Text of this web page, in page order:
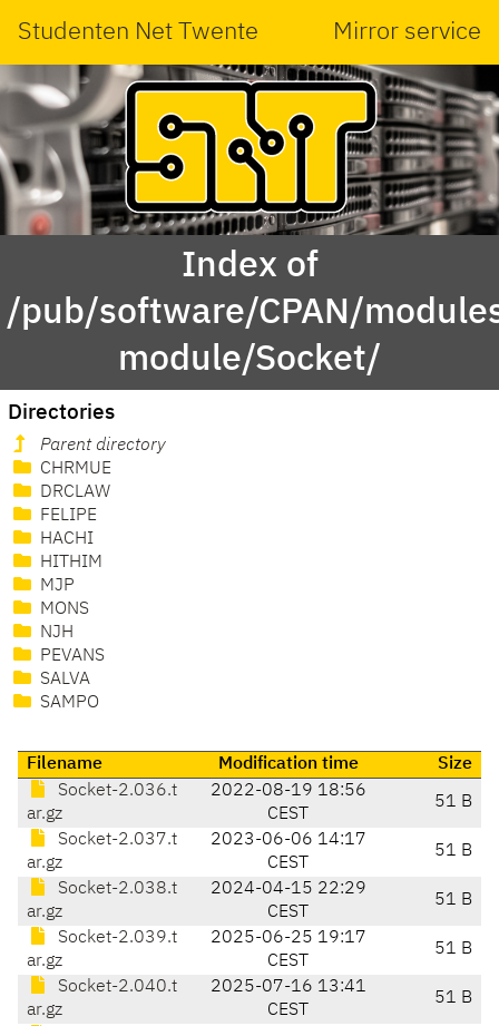
Studenten Net Twente Mirror service
Index of
/pub/software/CPAN/
module/Socket/
Directories
Parent directory
CHRMUE
DRCLAW
FELIPE
HACHI
HITHIM
MJP
MONS
NJH
PEVANS
SALVA
SAMPO
Filename Modification time
Size
Socket-2.036.t
ar.gz
2022-08-19 18:56
CEST
51 B
Socket-2.037.t
ar.gz
2023-06-06 14:17
CEST
51 B
Socket-2.038.t
ar.gz
2024-04-15 22:29
CEST
51 B
Socket-2.039.t
ar.gz
2025-06-25 19:17
CEST
51 B
Socket-2.040.t
ar.gz
2025-07-16 13:41
CEST
51 B